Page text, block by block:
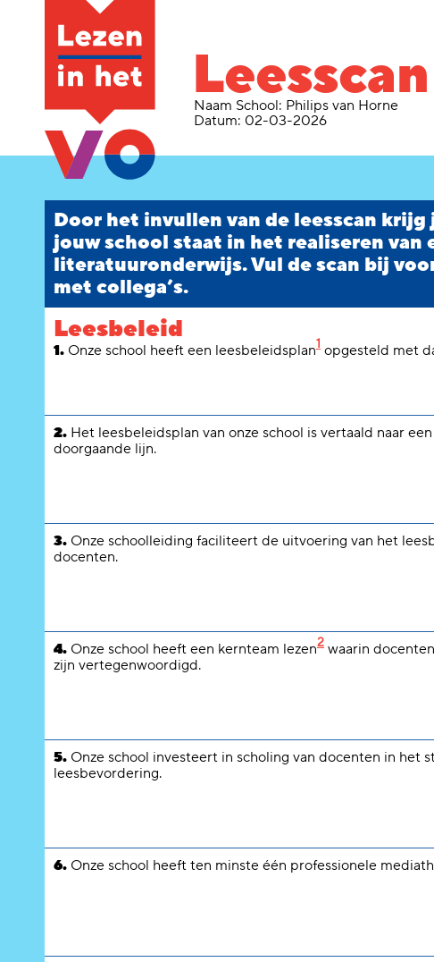
Naam School: Philips van Horne
Datum: 02-03-2026
Door het invullen van de leesscan
jouw school staat in het realiseren van
literatuuronderwijs. Vul de scan bij
met collega’s.
Leesbeleid
1. Onze school heeft een leesbeleidsplan1 opgesteld met
2. Het leesbeleidsplan van onze school is vertaald naar
doorgaande lijn.
3. Onze schoolleiding faciliteert de uitvoering van het
docenten.
4. Onze school heeft een kernteam lezen2 waarin
zijn vertegenwoordigd.
5. Onze school investeert in scholing van docenten in het
leesbevordering.
6. Onze school heeft ten minste één professionele